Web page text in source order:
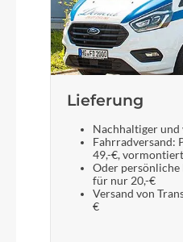
Bosch Purion 200
CUBE Suspension
Lieferung
Nachhaltiger und
Fahrradversand:
49,-€,
Oder
für nur 20,-€
Versand von
€